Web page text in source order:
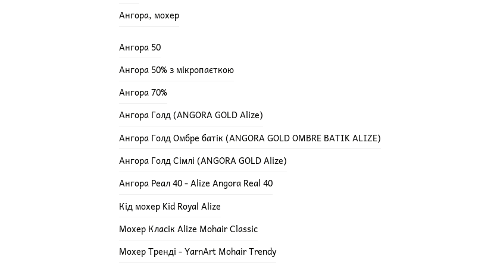
Ангора, мохер
Ангора 50
Ангора 50% з мікропаєткою
Ангора 70%
Ангора Голд (ANGORA GOLD Alize)
Ангора Голд Омбре батік (ANGORA GOLD OMBRE BATIK ALIZE)
Ангора Голд Сімлі (ANGORA GOLD Alize)
Ангора Реал 40 - Alize Angora Real 40
Кід мохер Kid Royal Alize
Мохер Класік Alize Mohair Classic
Мохер Тренді - YarnArt Mohair Trendy